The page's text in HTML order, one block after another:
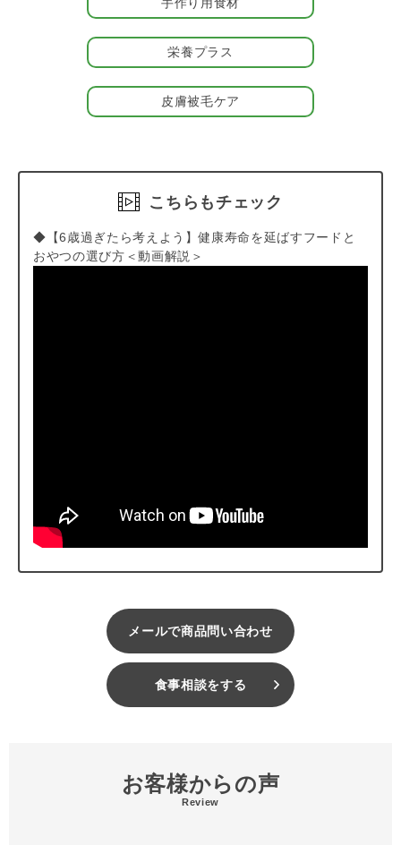
楽しむことができます。おやつとしてだけでなく、いつものごは
栄養プラス
皮膚被毛ケア
こちらもチェック
◆【6歳過ぎたら考えよう】健康寿命を延ばすフードと
おやつの選び方＜動画解説＞
メールで商品問い合わせ
食事相談をする
お客様からの声
Review